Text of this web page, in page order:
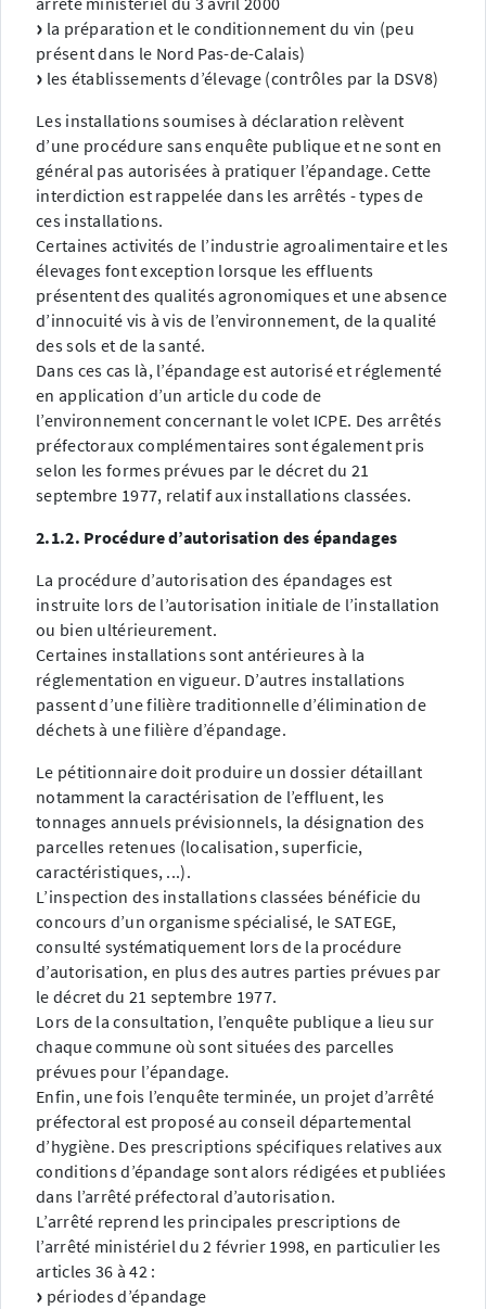
la préparation et le conditionnement du vin (peu
présent dans le Nord Pas-de-Calais)
les établissements d’élevage (contrôles par la DSV8)
Les installations soumises à déclaration relèvent
d’une procédure sans enquête publique et ne sont en
général pas autorisées à pratiquer l’épandage. Cette
interdiction est rappelée dans les arrêtés - types de
ces installations.
Certaines activités de l’industrie agroalimentaire et les
élevages font exception lorsque les effluents
présentent des qualités agronomiques et une absence
d’innocuité vis à vis de l’environnement, de la qualité
des sols et de la santé.
Dans ces cas là, l’épandage est autorisé et réglementé
en application d’un article du code de
l’environnement concernant le volet ICPE. Des arrêtés
préfectoraux complémentaires sont également pris
selon les formes prévues par le décret du 21
septembre 1977, relatif aux installations classées.
2.1.2. Procédure d’autorisation des épandages
La procédure d’autorisation des épandages est
instruite lors de l’autorisation initiale de l’installation
ou bien ultérieurement.
Certaines installations sont antérieures à la
réglementation en vigueur. D’autres installations
passent d’une filière traditionnelle d’élimination de
déchets à une filière d’épandage.
Le pétitionnaire doit produire un dossier détaillant
notamment la caractérisation de l’effluent, les
tonnages annuels prévisionnels, la désignation des
parcelles retenues (localisation, superficie,
caractéristiques, ...).
L’inspection des installations classées bénéficie du
concours d’un organisme spécialisé, le SATEGE,
consulté systématiquement lors de la procédure
d’autorisation, en plus des autres parties prévues par
le décret du 21 septembre 1977.
Lors de la consultation, l’enquête publique a lieu sur
chaque commune où sont situées des parcelles
prévues pour l’épandage.
Enfin, une fois l’enquête terminée, un projet d’arrêté
préfectoral est proposé au conseil départemental
d’hygiène. Des prescriptions spécifiques relatives aux
conditions d’épandage sont alors rédigées et publiées
dans l’arrêté préfectoral d’autorisation.
L’arrêté reprend les principales prescriptions de
l’arrêté ministériel du 2 février 1998, en particulier les
articles 36 à 42 :
périodes d’épandage